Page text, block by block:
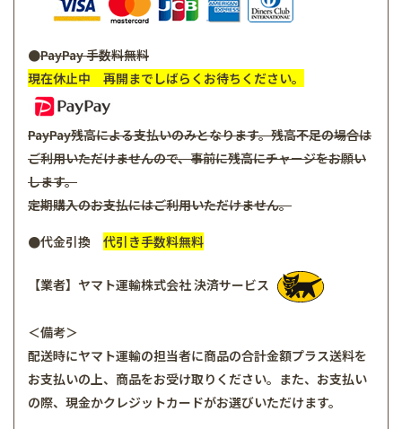
●PayPay手数料無料
現在休止中 再開までしばらくお待ちください。
PayPay残高による支払いのみとなります。残高不足の場合は
ご利用いただけませんので、事前に残高にチャージをお願い
します。
定期購入のお支払にはご利用いただけません。
●代金引換 代引き手数料無料
【業者】ヤマト運輸株式会社 決済サービス
＜備考＞
配送時にヤマト運輸の担当者に商品の合計金額プラス送料を
お支払いの上、商品をお受け取りください。また、お支払い
の際、現金かクレジットカードがお選びいただけます。